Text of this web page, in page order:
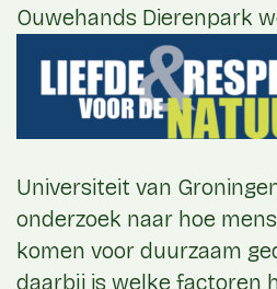
Ouwehands Dierenpark
Universiteit van
onderzoek naar hoe
komen voor duurzaam
daarbij is welke factoren